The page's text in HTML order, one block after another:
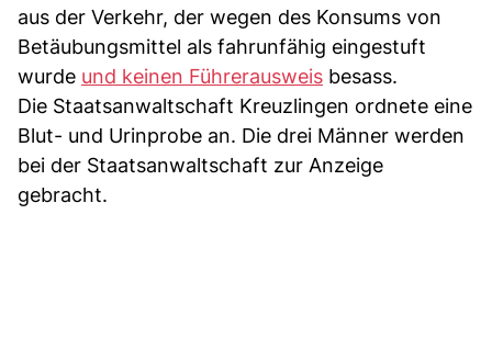
aus der Verkehr, der wegen des Konsums von
Betäubungsmittel als fahrunfähig eingestuft
wurde und keinen Führerausweis besass.
Die Staatsanwaltschaft Kreuzlingen ordnete eine
Blut- und Urinprobe an. Die drei Männer werden
bei der Staatsanwaltschaft zur Anzeige
gebracht.